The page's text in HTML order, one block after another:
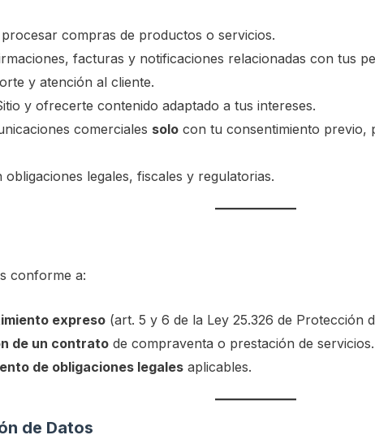
compras de productos o servicios.
facturas y notificaciones relacionadas con tus
y atención al cliente.
y ofrecerte contenido adaptado a tus intereses.
comerciales solocon tu consentimiento previo,
obligaciones legales, fiscales y regulatorias.
conforme a:
expreso(art. 5 y 6 de la Ley 25.326 de Protección
de un contratode compraventa o prestación de servicios.
de obligaciones legalesaplicables.
de Datos